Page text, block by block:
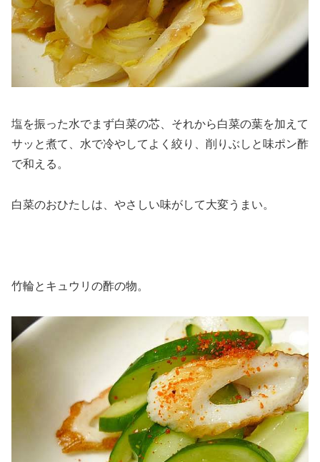
塩を振った水でまず白菜の芯、それから白菜の葉を加えて
サッと煮て、水で冷やしてよく絞り、削りぶしと味ポン酢
で和える。
白菜のおひたしは、やさしい味がして大変うまい。
竹輪とキュウリの酢の物。